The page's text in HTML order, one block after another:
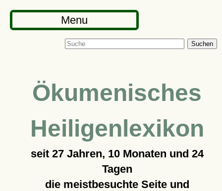
Menu
Suchen
Ökumenisches
Heiligenlexikon
seit 27 Jahren, 10 Monaten und 24
Tagen
die meistbesuchte Seite und